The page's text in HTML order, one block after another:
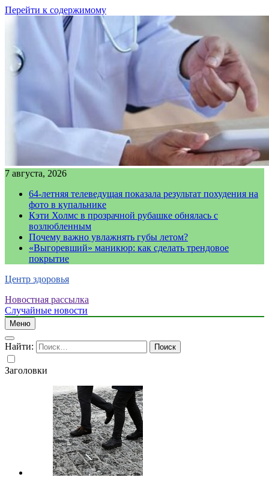
Перейти к содержимому
7 августа, 2026
64-летняя телеведущая показала результат похудения на
фото в купальнике
Кэти Холмс в прозрачной рубашке обнялась с
возлюбленным
Почему важно увлажнять губы летом?
«Выгоревший» маникюр: как сделать трендовое
покрытие
Центр здоровья
Новостная рассылка
Случайные новости
Меню
Найти:
Заголовки